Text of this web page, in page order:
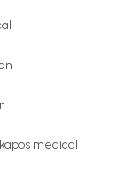
kapos medical